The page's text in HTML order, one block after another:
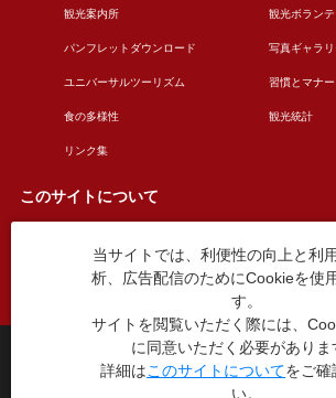
観光案内所 観光ボラン
パンフレットダウンロード 写真ギャラリ
ユニバーサルツーリズム 習慣とマナー
食の多様性 観光統計
リンク集
このサイトについて
このサイトについて 広告掲載に
お問い合わせ
台東区役所観光課
〒110-8615 東京都台東区東上野4丁目5
TEL：03-5246-1151
当サイトでは、利便性の向上と利
析、広告配信のためにCookieを使
す。
サイトを閲覧いただく際には、
に同意いただく必要がありま
詳細はこのサイトについてをご確
い。